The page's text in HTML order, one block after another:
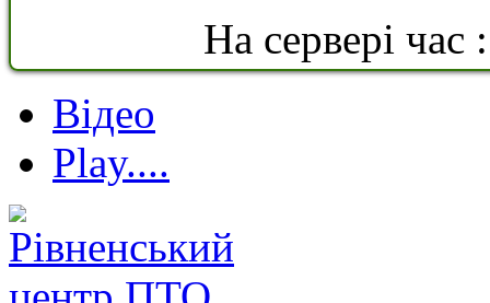
На сервері
Відео
Play....